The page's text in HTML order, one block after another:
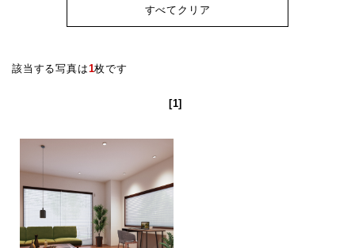
すべてクリア
該当する写真は1枚です
[1]